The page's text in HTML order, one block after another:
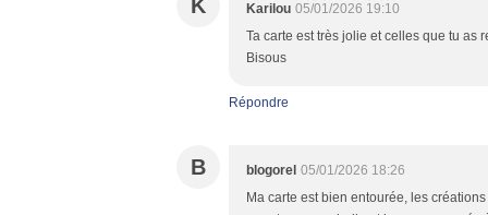
K Karilou 05/01/2026 19:10
Ta carte est très jolie et celles que tu as
Bisous
Répondre
B blogorel 05/01/2026 18:26
Ma carte est bien entourée, les